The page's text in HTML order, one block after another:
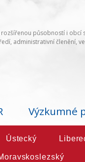
působností i obcí
administrativní členění,
Výzkumné
Ústecký